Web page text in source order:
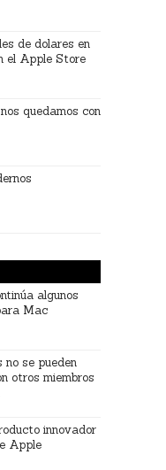
de dolares en
el Apple Store
quedamos con
algunos
Mac
se pueden
otros miembros
innovador
Apple